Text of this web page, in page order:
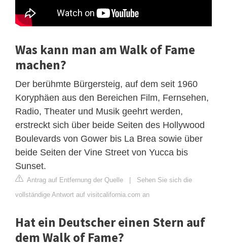
Was kann man am Walk of Fame
machen?
Der berühmte Bürgersteig, auf dem seit 1960
Koryphäen aus den Bereichen Film, Fernsehen,
Radio, Theater und Musik geehrt werden,
erstreckt sich über beide Seiten des Hollywood
Boulevards von Gower bis La Brea sowie über
beide Seiten der Vine Street von Yucca bis
Sunset.
Antrag auf Entfernung der Quelle | Sehen Sie sich die
vollständige Antwort auf visitcalifornia.com an
Hat ein Deutscher einen Stern auf
dem Walk of Fame?